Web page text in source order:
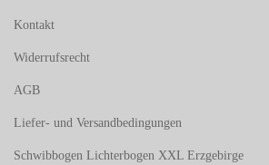
Kontakt
Widerrufsrecht
AGB
Liefer- und Versandbedingungen
Schwibbogen Lichterbogen XXL Erzgebirge